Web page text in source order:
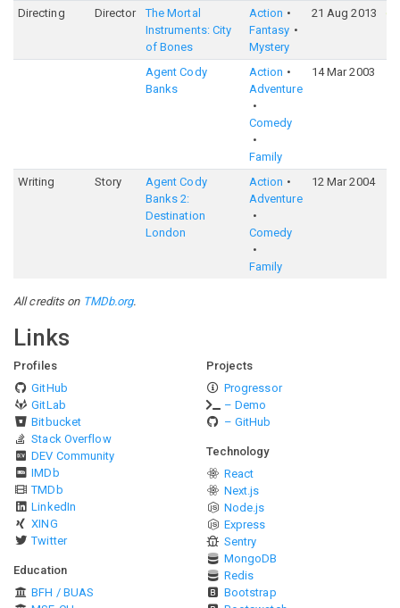
Directing
Director
The Mortal
Instruments: City
of Bones
Action
Fantasy
Mystery
21 Aug 2013
Agent Cody
Banks
Action
Adventure
Comedy
Family
14 Mar 2003
Writing Story
Agent Cody
Banks 2:
Destination
London
Action
Adventure
Comedy
Family
12 Mar 2004
All credits on TMDb.org.
Links
Profiles
GitHub
GitLab
Bitbucket
Stack Overflow
DEV Community
IMDb
TMDb
LinkedIn
XING
Twitter
Education
BFH / BUAS
Projects
Progressor
– Demo
– GitHub
Technology
React
Next.js
Node.js
Express
Sentry
MongoDB
Redis
Bootstrap